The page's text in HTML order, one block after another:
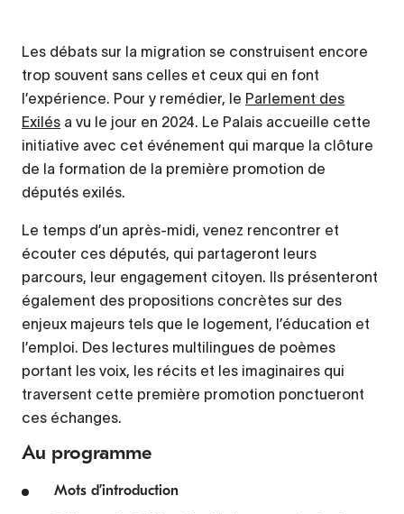
Les débats sur la migration se construisent encore
trop souvent sans celles et ceux qui en font
l’expérience. Pour y remédier, le Parlement des
Exilés a vu le jour en 2024. Le Palais accueille cette
initiative avec cet événement qui marque la clôture
de la formation de la première promotion de
députés exilés.
Le temps d’un après-midi, venez rencontrer et
écouter ces députés, qui partageront leurs
parcours, leur engagement citoyen. Ils présenteront
également des propositions concrètes sur des
enjeux majeurs tels que le logement, l’éducation et
l’emploi. Des lectures multilingues de poèmes
portant les voix, les récits et les imaginaires qui
traversent cette première promotion ponctueront
ces échanges.
Au programme
Mots d’introduction